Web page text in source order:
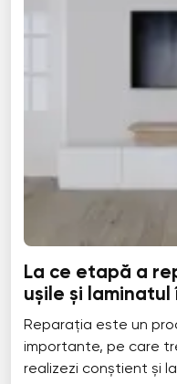
La ce etapă a
ușile și laminatul
Reparația este un
importante, pe care
realizezi conștient și